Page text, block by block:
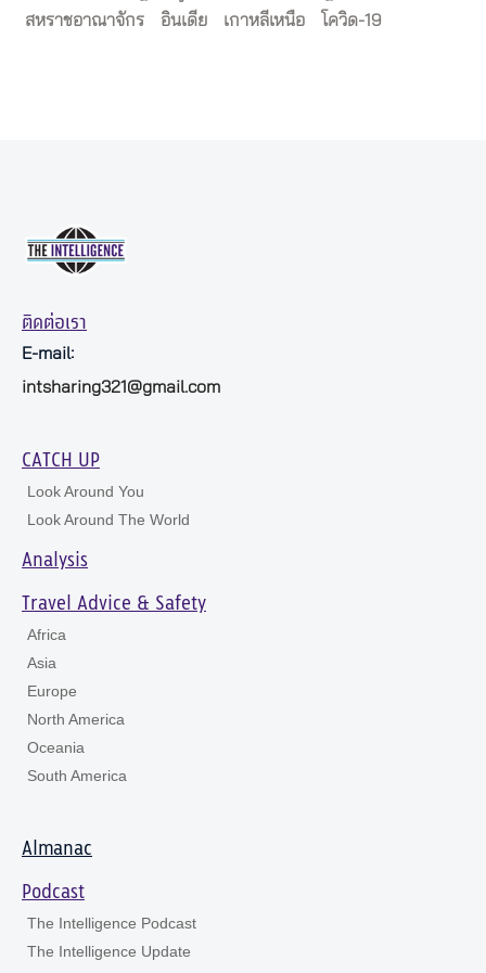
สหราชอาณาจักร
อินเดีย เกาหลีเหนือ โควิด-19
ติดต่อเรา
E-mail:
intsharing321@gmail.com
CATCH UP
Look Around You
Look Around The World
Analysis
Travel Advice & Safety
Africa
Asia
Europe
North America
Oceania
South America
Almanac
Podcast
The Intelligence Podcast
The Intelligence Update